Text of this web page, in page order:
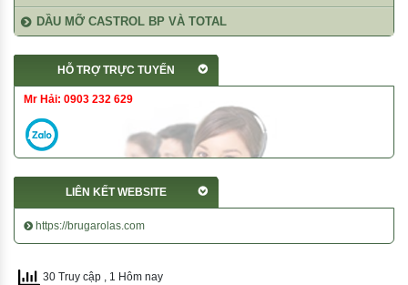
DẦU MỠ CASTROL BP VÀ TOTAL
HỖ TRỢ TRỰC TUYẾN
Mr Hải: 0903 232 629
LIÊN KẾT WEBSITE
https://brugarolas.com
30 Truy cập , 1 Hôm nay